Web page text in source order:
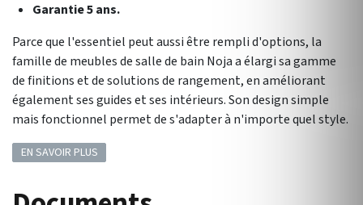
Garantie 5 ans.
Parce que l'essentiel peut aussi être rempli d'options, la
famille de meubles de salle de bain Noja a élargi sa gamme
de finitions et de solutions de rangement, en améliorant
également ses guides et ses intérieurs. Son design simple
mais fonctionnel permet de s'adapter à n'importe quel style.
EN SAVOIR PLUS